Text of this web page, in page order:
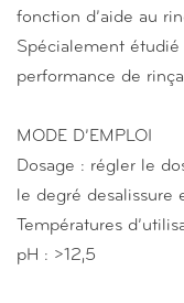
fonction d’aide au
Spécialement
performance de
MODE D’EMPLOI
Dosage : régler le
le degré desalissure
Températures
pH : >12,5